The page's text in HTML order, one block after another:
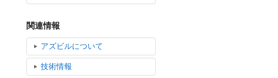
関連情報
アズビルについて
技術情報